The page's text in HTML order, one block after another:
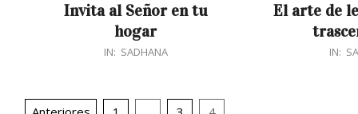
Invita al Señor en tu
hogar
IN: SADHANA
El arte de
IN: